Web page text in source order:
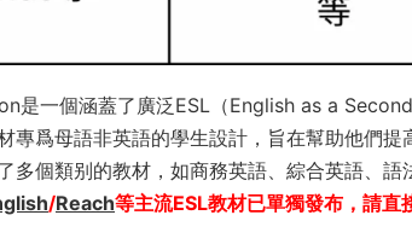
是一個涵蓋了廣泛ESL（English as a
專爲母語非英語的學生設計，旨在幫助他們
多個類别的教材，如商務英語、綜合英語、
/Reach等主流ESL教材已單獨發布，請